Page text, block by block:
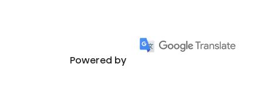
Powered by